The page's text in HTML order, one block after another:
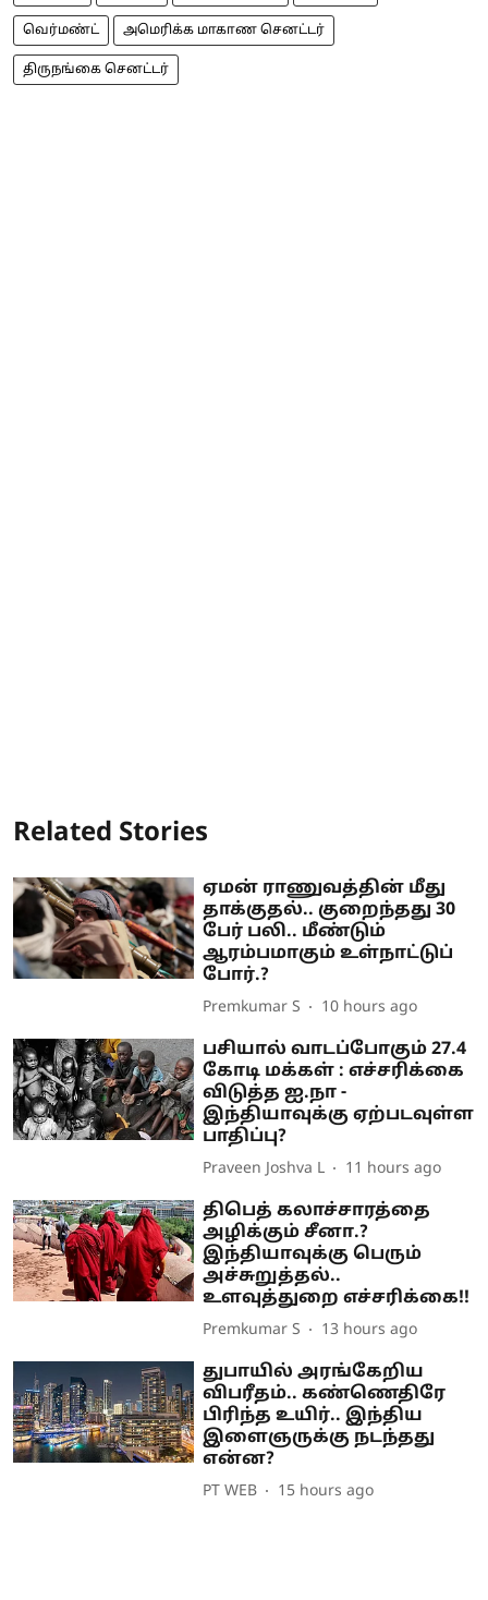
வெர்மண்ட் அமெரிக்க மாகாண செனட்டர்
திருநங்கை செனட்டர்
Related Stories
ஏமன் ராணுவத்தின் மீது
தாக்குதல்.. குறைந்தது 30
பேர் பலி.. மீண்டும்
ஆரம்பமாகும் உள்நாட்டுப்
போர்.?
Premkumar S 10 hours ago
பசியால் வாடப்போகும் 27.4
கோடி மக்கள் : எச்சரிக்கை
விடுத்த ஐ.நா -
இந்தியாவுக்கு ஏற்படவுள்ள
பாதிப்பு?
Praveen Joshva L 11 hours ago
திபெத் கலாச்சாரத்தை
அழிக்கும் சீனா.?
இந்தியாவுக்கு பெரும்
அச்சுறுத்தல்..
உளவுத்துறை எச்சரிக்கை!!
Premkumar S 13 hours ago
துபாயில் அரங்கேறிய
விபரீதம்.. கண்ணெதிரே
பிரிந்த உயிர்.. இந்திய
இளைஞருக்கு நடந்தது
என்ன?
PT WEB 15 hours ago